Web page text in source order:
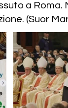
a Roma.
(Suor